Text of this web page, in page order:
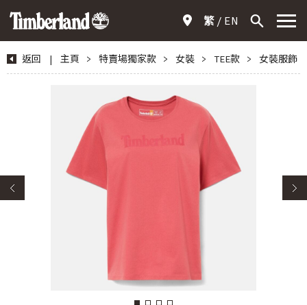
繁 EN
返回 | 主頁 > 特賣場獨家款 > 女裝 > TEE款 > 女裝服飾